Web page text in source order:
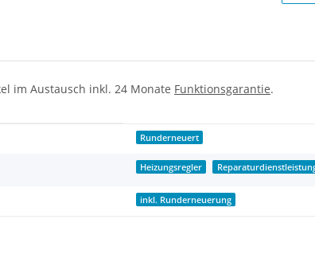
im Austausch inkl. 24 Monate Funktionsgarantie.
Runderneuert
Heizungsregler
inkl. Runderneuerung